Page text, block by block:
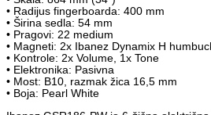
• Radijus fingerboarda: 400 mm
• Širina sedla: 54 mm
• Pragovi: 22 medium
• Magneti: 2x Ibanez Dynamix H
• Kontrole: 2x Volume, 1x Tone
• Elektronika: Pasivna
• Most: B10, razmak žica 16,5 mm
• Boja: Pearl White